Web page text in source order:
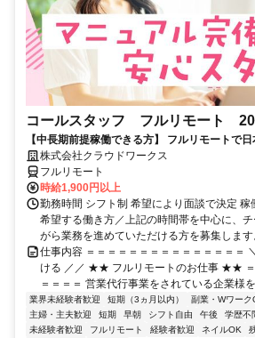
コールスタッフ フルリモート 20
【中長期前提稼働できる方】 フルリモートで
働80時間で安定収入！
株式会社クラウドワークス
フルリモート
時給1,900円以上
勤務時間 シフト制 希望により面談で決定
希望する働き方／上記の時間帯を中心に、
がら業務を進めていただける方を募集しま
仕事内容 ＝＝＝＝＝＝＝＝＝＝＝＝＝＝＝
ける ／／ ★★ フルリモートのお仕事 ★★ ＝
＝＝＝＝ 営業代行事業をされている企業様
業界未経験者歓迎 短期（3ヵ月以内） 副業・Wワーク
主婦・主夫歓迎
短期 早朝 シフト自由 午後 学歴不
未経験者歓迎
フルリモート 経験者歓迎 ネイルOK